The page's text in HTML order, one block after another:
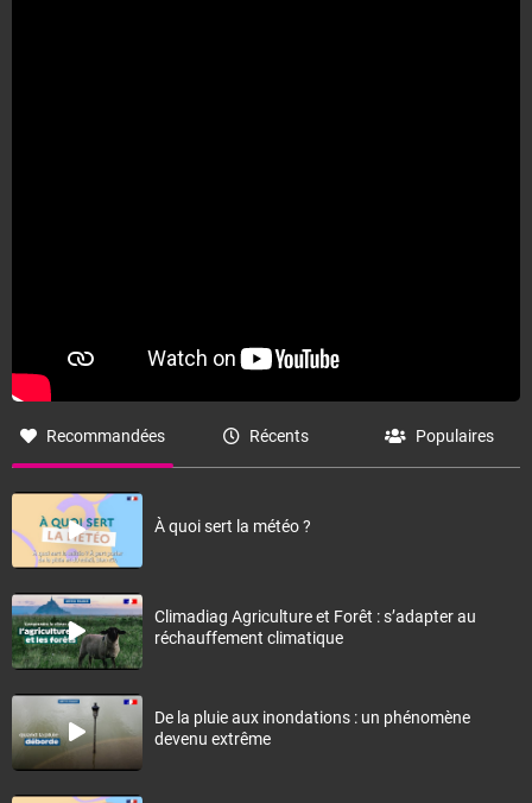
Recommandées Récents Populaires
À quoi sert la météo ?
Climadiag Agriculture et Forêt : s’adapter au
réchauffement climatique
De la pluie aux inondations : un phénomène
devenu extrême